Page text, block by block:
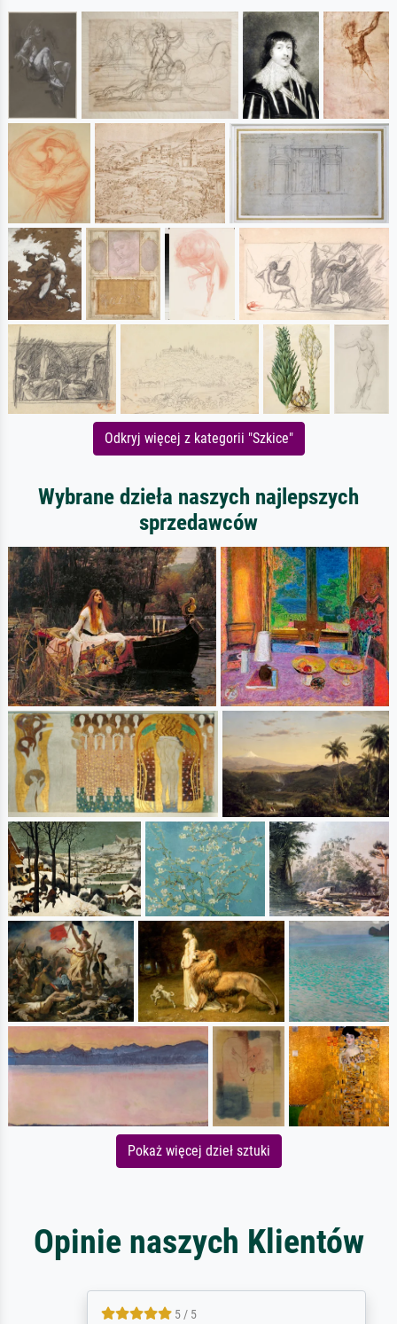
Odkryj więcej z kategorii "Szkice"
Wybrane dzieła naszych najlepszych
sprzedawców
Pokaż więcej dzieł sztuki
Opinie naszych Klientów
5 / 5